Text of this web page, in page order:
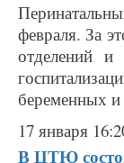
февраля. За
отделений
беременных
17 января
В ЦТЮ